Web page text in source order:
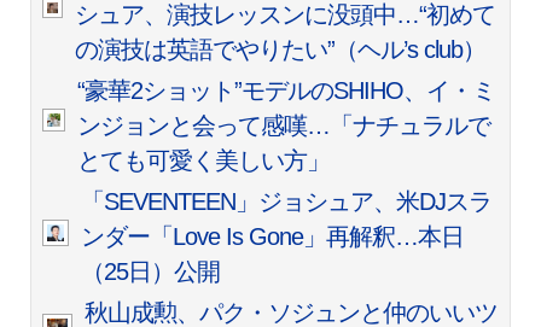
シュア、演技レッスンに没頭中…“初めて
の演技は英語でやりたい”（ヘル’s club）
“豪華2ショット”モデルのSHIHO、イ・ミ
ンジョンと会って感嘆…「ナチュラルで
とても可愛く美しい方」
「SEVENTEEN」ジョシュア、米DJスラ
ンダー「Love Is Gone」再解釈…本日
（25日）公開
秋山成勲、パク・ソジュンと仲のいいツ